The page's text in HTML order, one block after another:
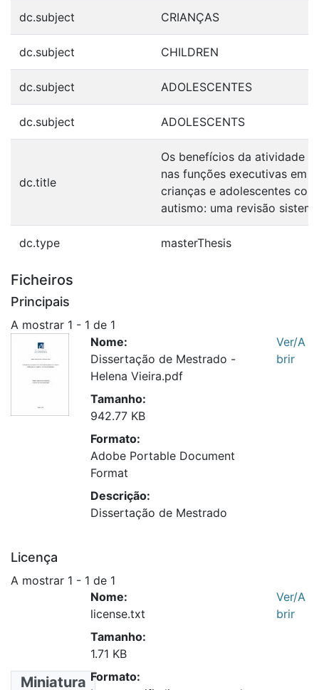
dc.subject CRIANÇAS
dc.subject CHILDREN
dc.subject ADOLESCENTES
dc.subject ADOLESCENTS
dc.title
Os benefícios da atividade
nas funções executivas em
crianças e adolescentes com
autismo: uma revisão
dc.type masterThesis
Ficheiros
Principais
A mostrar 1 - 1 de 1
Nome:
Dissertação de Mestrado -
Helena Vieira.pdf
Tamanho:
942.77 KB
Formato:
Adobe Portable Document
Format
Descrição:
Dissertação de Mestrado
Ver/A
brir
Licença
A mostrar 1 - 1 de 1
Miniatura
Nome:
license.txt
Tamanho:
1.71 KB
Formato:
Ver/A
brir